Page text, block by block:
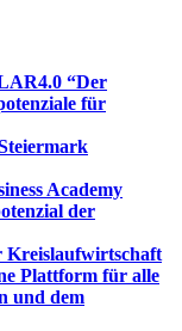
“Der
für
Academy
der
Kreislaufwirtschaft
Plattform für alle
und dem